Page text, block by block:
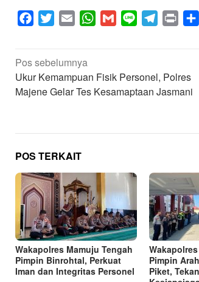
Facebook
Twitter Email WhatsApp
Gmail Line Telegram
Print
Navigasi
pos
Pos sebelumnya
Ukur Kemampuan Fisik Personel, Polres
Majene Gelar Tes Kesamaptaan Jasmani
POS TERKAIT
Wakapolres Mamuju Tengah
Pimpin Binrohtal, Perkuat
Iman dan Integritas Personel
Pimpin
Piket,